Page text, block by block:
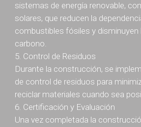
sistemas de energía renovable,
solares, que reducen la
combustibles fósiles y disminuyen
carbono.
5. Control de Residuos
Durante la construcción, se
de control de residuos para
reciclar materiales cuando sea
6. Certificación y Evaluación
Una vez completada la